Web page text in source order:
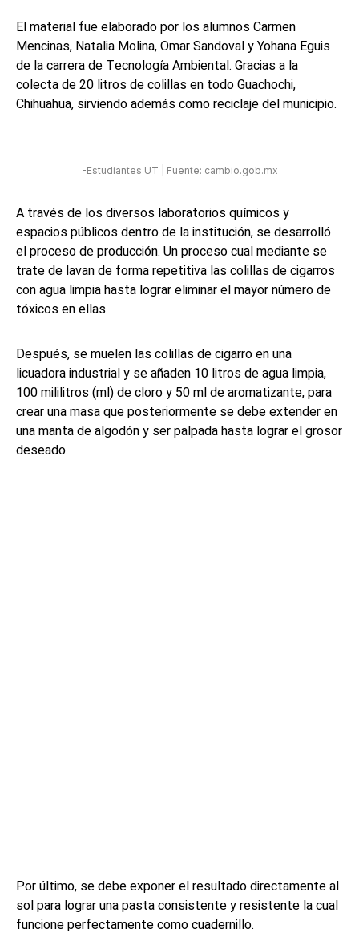
El material fue elaborado por los alumnos Carmen
Mencinas, Natalia Molina, Omar Sandoval y Yohana Eguis
de la carrera de Tecnología Ambiental. Gracias a la
colecta de 20 litros de colillas en todo Guachochi,
Chihuahua, sirviendo además como reciclaje del municipio.
-Estudiantes UT | Fuente: cambio.gob.mx
A través de los diversos laboratorios químicos y
espacios públicos dentro de la institución, se desarrolló
el proceso de producción. Un proceso cual mediante se
trate de lavan de forma repetitiva las colillas de cigarros
con agua limpia hasta lograr eliminar el mayor número de
tóxicos en ellas.
Después, se muelen las colillas de cigarro en una
licuadora industrial y se añaden 10 litros de agua limpia,
100 mililitros (ml) de cloro y 50 ml de aromatizante, para
crear una masa que posteriormente se debe extender en
una manta de algodón y ser palpada hasta lograr el grosor
deseado.
Por último, se debe exponer el resultado directamente al
sol para lograr una pasta consistente y resistente la cual
funcione perfectamente como cuadernillo.